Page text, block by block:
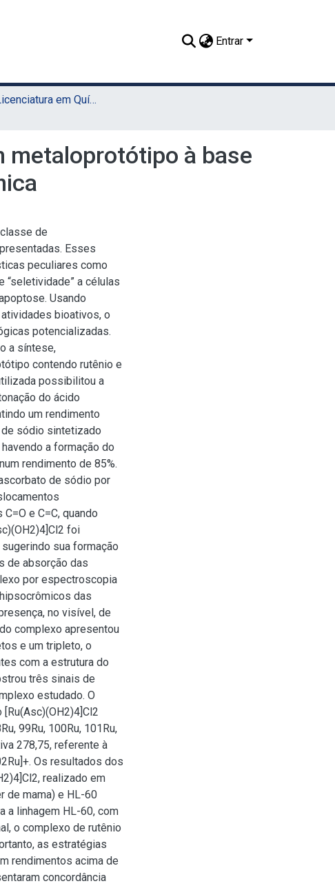
Entrar
TCC - Licenciatura em Química (Sede)
metaloprotótipo à base
de
Esses
peculiares como
“seletividade” a células
Usando
bioativos, o
potencializadas.
a síntese,
contendo rutênio e
possibilitou a
do ácido
um rendimento
sódio sintetizado
a formação do
rendimento de 85%.
de sódio por
e C=C, quando
foi
sua formação
de absorção das
por espectroscopia
das
no visível, de
complexo apresentou
e um tripleto, o
com a estrutura do
três sinais de
estudado. O
99Ru, 100Ru, 101Ru,
278,75, referente à
Os resultados dos
realizado em
de mama) e HL-60
a linhagem HL-60, com
o complexo de rutênio
as estratégias
rendimentos acima de
concordância